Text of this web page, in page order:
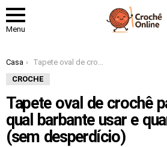
Menu
Você está aqui:
Casa
Tapete oval de crochê para o quarto: qual barbante usar e quanto comprar (sem desperdício)
CROCHE
Tapete oval de crochê
qual barbante usar e
(sem desperdício)